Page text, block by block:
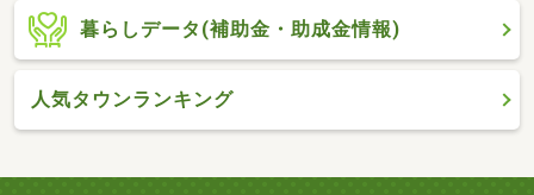
暮らしデータ(補助金・助成金情報)
人気タウンランキング